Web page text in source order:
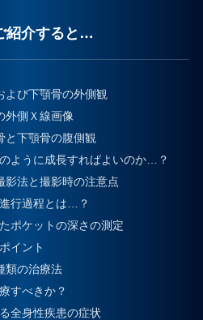
紹介すると…
よび下顎骨の外側観
外側Ｘ線画像
と下顎骨の腹側観
ように成長すればよいのか…？
影法と撮影時の注意点
行過程とは…？
ポケットの深さの測定
イント
類の治療法
すべきか？
全身性疾患の症状